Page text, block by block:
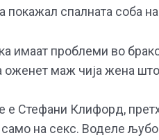
покажал спалната соба
проблеми во
оженет маж чија жена
Стефани Клифорд,
на секс. Воделе